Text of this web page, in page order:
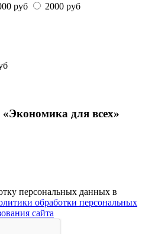
руб 2000 руб
для всех»
персональных данных в
обработки персональных
сайта